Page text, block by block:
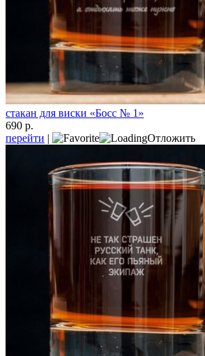
стакан для виски «Босс № 1»
690 р.
перейти | Отложить